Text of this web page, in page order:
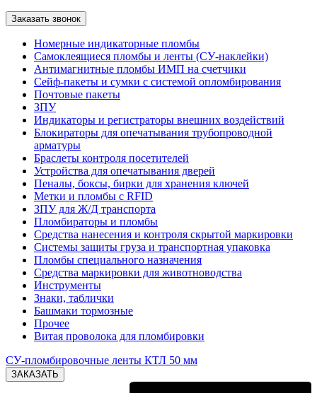
Номерные индикаторные пломбы
Самоклеящиеся пломбы и ленты (СУ-наклейки)
Антимагнитные пломбы ИМП на счетчики
Сейф-пакеты и сумки с системой опломбирования
Почтовые пакеты
ЗПУ
Индикаторы и регистраторы внешних воздействий
Блокираторы для опечатывания трубопроводной
арматуры
Браслеты контроля посетителей
Устройства для опечатывания дверей
Пеналы, боксы, бирки для хранения ключей
Метки и пломбы с RFID
ЗПУ для Ж/Д транспорта
Пломбираторы и пломбы
Средства нанесения и контроля скрытой маркировки
Системы защиты груза и транспортная упаковка
Пломбы специального назначения
Средства маркировки для животноводства
Инструменты
Знаки, таблички
Башмаки тормозные
Прочее
Витая проволока для пломбировки
СУ-пломбировочные ленты КТЛ 50 мм